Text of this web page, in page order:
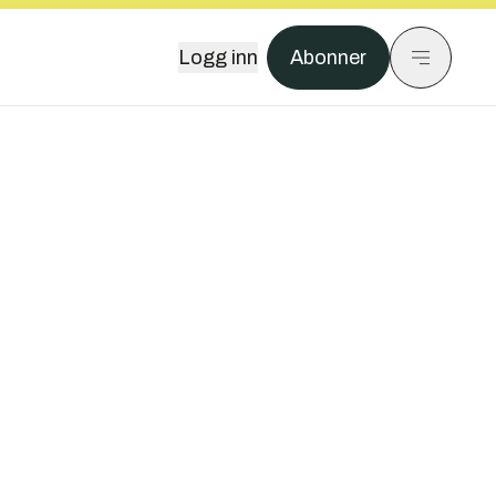
Logg inn Abonner